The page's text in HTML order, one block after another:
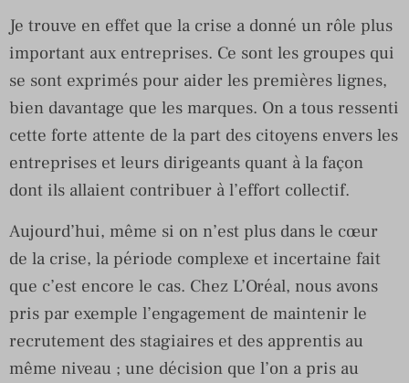
Je trouve en effet que la crise a donné un rôle plus
important aux entreprises. Ce sont les groupes qui
se sont exprimés pour aider les premières lignes,
bien davantage que les marques. On a tous ressenti
cette forte attente de la part des citoyens envers les
entreprises et leurs dirigeants quant à la façon
dont ils allaient contribuer à l’effort collectif.
Aujourd’hui, même si on n’est plus dans le cœur
de la crise, la période complexe et incertaine fait
que c’est encore le cas. Chez L’Oréal, nous avons
pris par exemple l’engagement de maintenir le
recrutement des stagiaires et des apprentis au
même niveau ; une décision que l’on a pris au